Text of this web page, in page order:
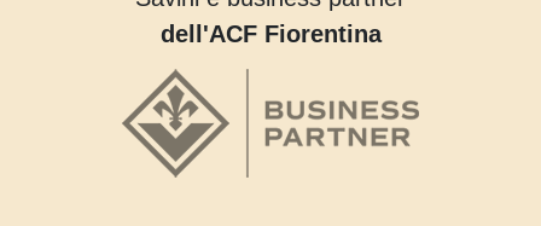
dell'ACF Fiorentina